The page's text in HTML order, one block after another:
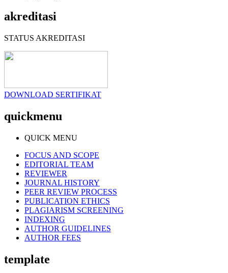
akreditasi
STATUS AKREDITASI
DOWNLOAD SERTIFIKAT
quickmenu
QUICK MENU
FOCUS AND SCOPE
EDITORIAL TEAM
REVIEWER
JOURNAL HISTORY
PEER REVIEW PROCESS
PUBLICATION ETHICS
PLAGIARISM SCREENING
INDEXING
AUTHOR GUIDELINES
AUTHOR FEES
template